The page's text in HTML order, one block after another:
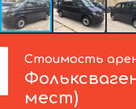
Стоимость
мест)